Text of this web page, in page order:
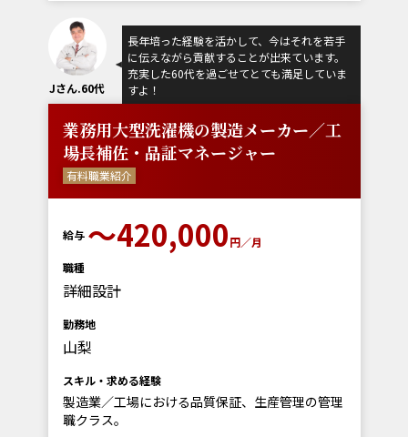
Jさん.60代
長年培った経験を活かして、今はそれを若手
に伝えながら貢献することが出来ています。
充実した60代を過ごせてとても満足していま
すよ！
業務用大型洗濯機の製造メーカー／工
場長補佐・品証マネージャー
有料職業紹介
給与 〜420,000円／月
職種
詳細設計
勤務地
山梨
スキル・求める経験
製造業／工場における品質保証、生産管理の管理
職クラス。